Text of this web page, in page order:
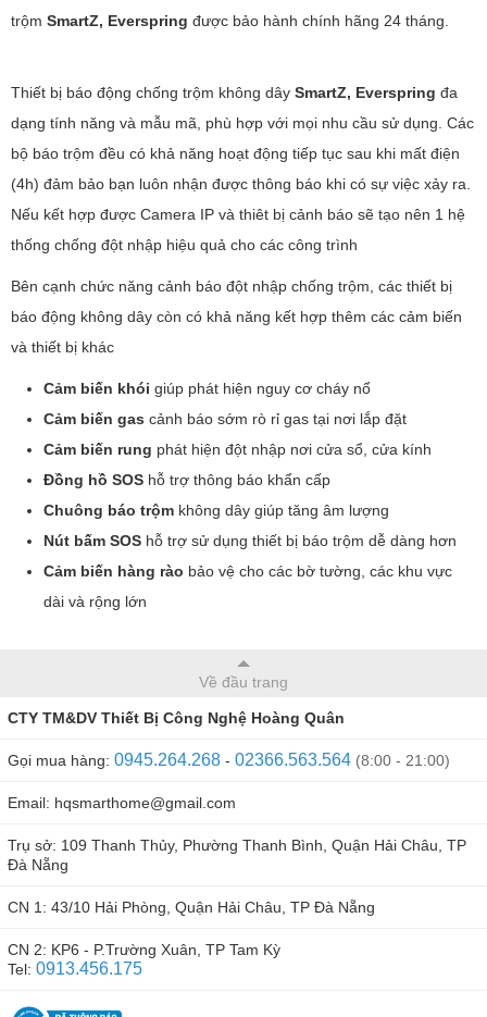
trộm SmartZ, Everspring được bảo hành chính hãng 24 tháng.
Thiết bị báo động chống trộm không dây SmartZ, Everspring đa
dạng tính năng và mẫu mã, phù hợp với mọi nhu cầu sử dụng. Các
bộ báo trộm đều có khả năng hoạt động tiếp tục sau khi mất điện
(4h) đảm bảo bạn luôn nhận được thông báo khi có sự việc xảy ra.
Nếu kết hợp được Camera IP và thiêt bị cảnh báo sẽ tạo nên 1 hệ
thống chống đột nhập hiệu quả cho các công trình
Bên cạnh chức năng cảnh báo đột nhập chống trộm, các thiết bị
báo động không dây còn có khả năng kết hợp thêm các cảm biến
và thiết bị khác
Cảm biến khói giúp phát hiện nguy cơ cháy nổ
Cảm biến gas cảnh báo sớm rò rỉ gas tại nơi lắp đặt
Cảm biến rung phát hiện đột nhập nơi cửa sổ, cửa kính
Đồng hồ SOS hỗ trợ thông báo khẩn cấp
Chuông báo trộm không dây giúp tăng âm lượng
Nút bấm SOS hỗ trợ sử dụng thiết bị báo trộm dễ dàng hơn
Cảm biến hàng rào bảo vệ cho các bờ tường, các khu vực
dài và rộng lớn
Về đầu trang
CTY TM&DV Thiết Bị Công Nghệ Hoàng Quân
Gọi mua hàng: 0945.264.268 - 02366.563.564 (8:00 - 21:00)
Email: hqsmarthome@gmail.com
Trụ sở: 109 Thanh Thủy, Phường Thanh Bình, Quận Hải Châu, TP
Đà Nẵng
CN 1: 43/10 Hải Phòng, Quận Hải Châu, TP Đà Nẵng
CN 2: KP6 - P.Trường Xuân, TP Tam Kỳ
Tel: 0913.456.175